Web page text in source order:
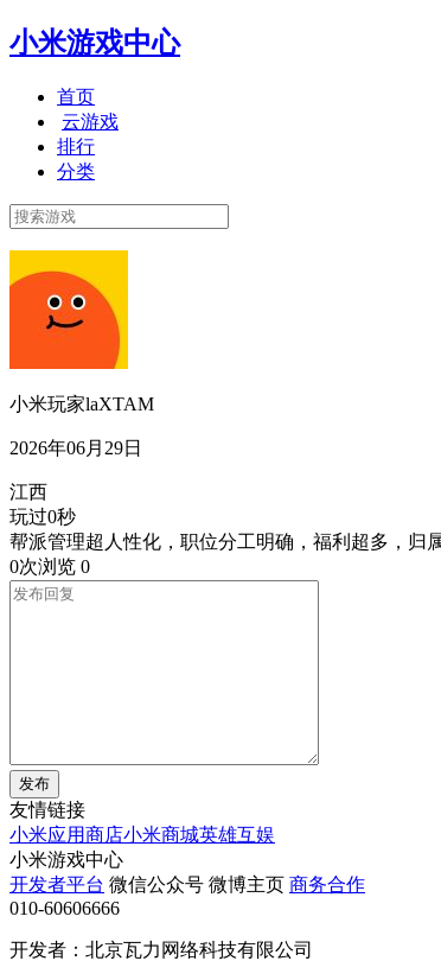
小米游戏中心
首页
云游戏
排行
分类
小米玩家laXTAM
2026年06月29日
江西
玩过0秒
帮派管理超人性化，职位分工明确，福利超多，归
0次浏览 0
发布
友情链接
小米应用商店小米商城英雄互娱
小米游戏中心
开发者平台 微信公众号 微博主页 商务合作
010-60606666
开发者：北京瓦力网络科技有限公司